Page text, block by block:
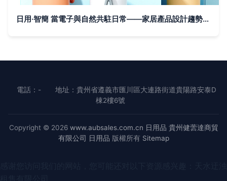
日用·智簡 當電子與自然共駐日常——家居產品設計趨勢與作品集洞察
電話：-
地址：貴州省遵義市匯川區大連路街道貴陽路安泰D
棟2樓6號
Copyright © 2026 www.aubsales.com.cn 日用品 貴州健蕓達商貿
有限公司 日用品 版權所有 Sitemap